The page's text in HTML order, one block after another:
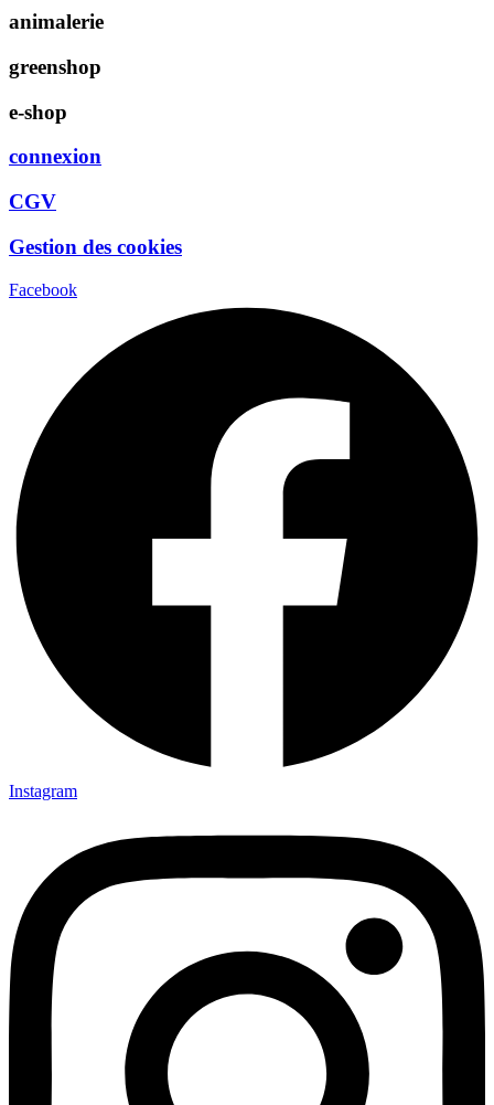
animalerie
greenshop
e-shop
connexion
CGV
Gestion des cookies
Facebook
Instagram